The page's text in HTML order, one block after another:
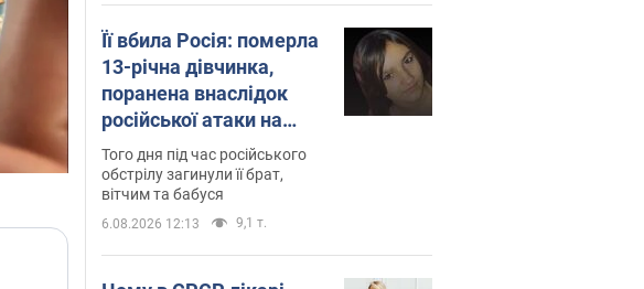
Її вбила Росія: померла
13-річна дівчинка,
поранена внаслідок
російської атаки на
Сумщину. Фото
Того дня під час російського
обстрілу загинули її брат,
вітчим та бабуся
6.08.2026 12:13 9,1 т.